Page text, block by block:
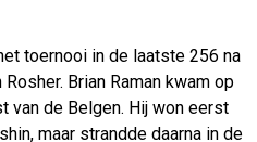
toernooi in de laatste 256 na
Brian Raman kwam op
van de Belgen. Hij won eerst
maar strandde daarna in de